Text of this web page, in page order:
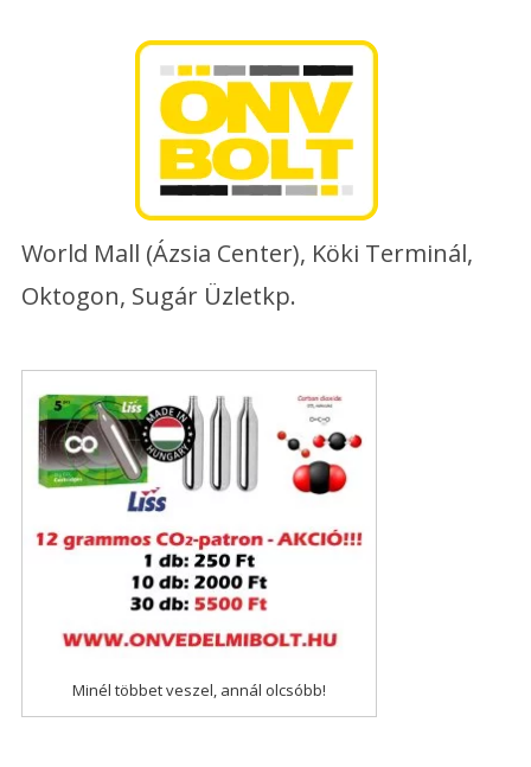
World Mall (Ázsia Center), Köki Terminál,
Oktogon, Sugár Üzletkp.
Minél többet veszel, annál olcsóbb!